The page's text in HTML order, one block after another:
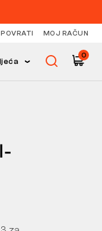
POVRATI MOJ RAČUN
0